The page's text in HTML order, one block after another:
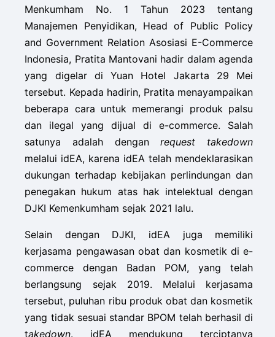
Menkumham No. 1 Tahun 2023 tentang
Manajemen Penyidikan, Head of Public Policy
and Government Relation Asosiasi E-Commerce
Indonesia, Pratita Mantovani hadir dalam agenda
yang digelar di Yuan Hotel Jakarta 29 Mei
tersebut. Kepada hadirin, Pratita menayampaikan
beberapa cara untuk memerangi produk palsu
dan ilegal yang dijual di e-commerce. Salah
satunya adalah denganrequest takedown
melalui idEA, karena idEA telah mendeklarasikan
dukungan terhadap kebijakan perlindungan dan
penegakan hukum atas hak intelektual dengan
DJKI Kemenkumham sejak 2021 lalu.
Selain dengan DJKI, idEA juga memiliki
kerjasama pengawasan obat dan kosmetik di e-
commerce dengan Badan POM, yang telah
berlangsung sejak 2019. Melalui kerjasama
tersebut, puluhan ribu produk obat dan kosmetik
yang tidak sesuai standar BPOM telah berhasil di
takedown. idEA mendukung terciptanya